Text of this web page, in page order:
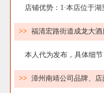
店铺优势：1·本店位于湖
>> 福清宏路街道成龙大
本人代为发布，具体细节
>> 漳州南靖公司品牌、